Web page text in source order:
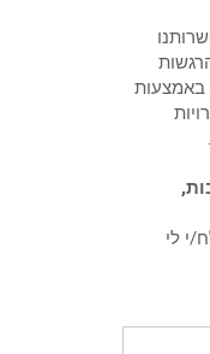
באמצעות
י לי